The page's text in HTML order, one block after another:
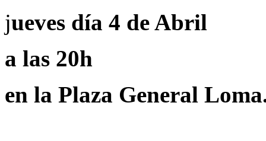
jueves día 4 de Abril
a las 20h
en la Plaza General